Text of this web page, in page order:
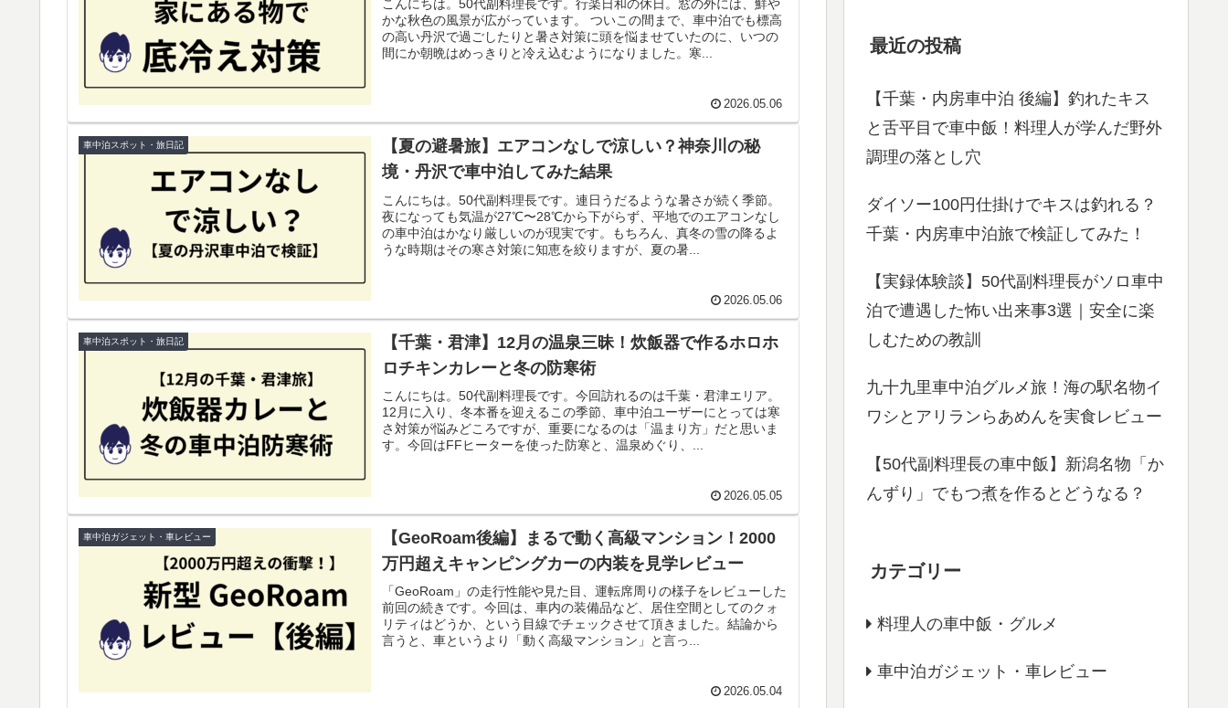
こんにちは。50代副料理長です。行楽日和の休日。窓の外には、鮮や
かな秋色の風景が広がっています。 ついこの間まで、車中泊でも標高
の高い丹沢で過ごしたりと暑さ対策に頭を悩ませていたのに、いつの
間にか朝晩はめっきりと冷え込むようになりました。寒...
2026.05.06
車中泊スポット・旅日記
【夏の避暑旅】エアコンなしで涼しい？神奈川の秘
境・丹沢で車中泊してみた結果
こんにちは。50代副料理長です。連日うだるような暑さが続く季節。
夜になっても気温が27℃〜28℃から下がらず、平地でのエアコンなし
の車中泊はかなり厳しいのが現実です。もちろん、真冬の雪の降るよ
うな時期はその寒さ対策に知恵を絞りますが、夏の暑...
2026.05.06
車中泊スポット・旅日記
【千葉・君津】12月の温泉三昧！炊飯器で作るホロホ
ロチキンカレーと冬の防寒術
こんにちは。50代副料理長です。今回訪れるのは千葉・君津エリア。
12月に入り、冬本番を迎えるこの季節、車中泊ユーザーにとっては寒
さ対策が悩みどころですが、重要になるのは「温まり方」だと思いま
す。今回はFFヒーターを使った防寒と、温泉めぐり、...
2026.05.05
車中泊ガジェット・車レビュー
【GeoRoam後編】まるで動く高級マンション！2000
万円超えキャンピングカーの内装を見学レビュー
「GeoRoam」の走行性能や見た目、運転席周りの様子をレビューした
前回の続きです。今回は、車内の装備品など、居住空間としてのクォ
リティはどうか、という目線でチェックさせて頂きました。結論から
言うと、車というより「動く高級マンション」と言っ...
2026.05.04
最近の投稿
【千葉・内房車中泊 後編】釣れたキス
と舌平目で車中飯！料理人が学んだ野外
調理の落とし穴
ダイソー100円仕掛けでキスは釣れる？
千葉・内房車中泊旅で検証してみた！
【実録体験談】50代副料理長がソロ車中
泊で遭遇した怖い出来事3選｜安全に楽
しむための教訓
九十九里車中泊グルメ旅！海の駅名物イ
ワシとアリランらあめんを実食レビュー
【50代副料理長の車中飯】新潟名物「か
んずり」でもつ煮を作るとどうなる？
カテゴリー
料理人の車中飯・グルメ
車中泊ガジェット・車レビュー